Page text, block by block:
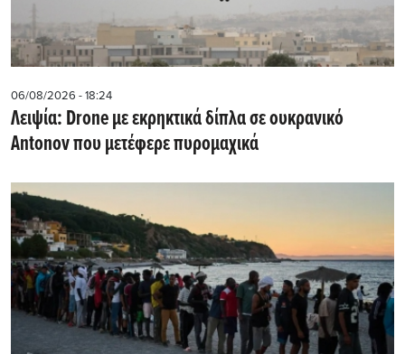
06/08/2026 - 18:24
Λειψία: Drone με εκρηκτικά δίπλα σε ουκρανικό
Antonov που μετέφερε πυρομαχικά